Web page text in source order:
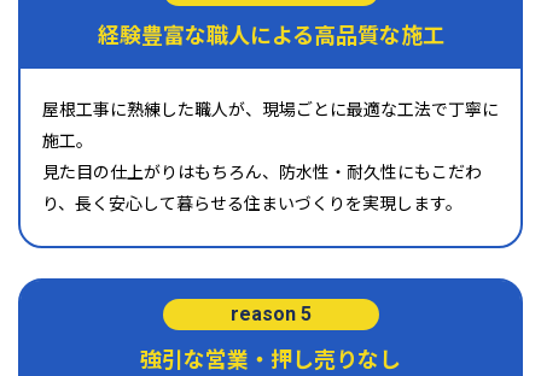
経験豊富な職人による高品質な施工
屋根工事に熟練した職人が、現場ごとに最適な工法で丁寧に
施工。
見た目の仕上がりはもちろん、防水性・耐久性にもこだわ
り、長く安心して暮らせる住まいづくりを実現します。
reason 5
強引な営業・押し売りなし